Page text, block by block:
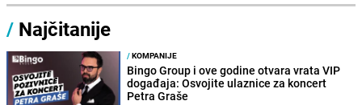
/ Najčitanije
/KOMPANIJE
Bingo Group i ove godine otvara vrata VIP
događaja: Osvojite ulaznice za koncert
Petra Graše